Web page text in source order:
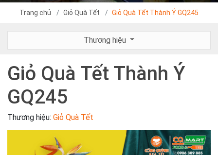
Trang chủ Giỏ Quà Tết Giỏ Quà Tết Thành Ý GQ245
Thương hiệu
Giỏ Quà Tết Thành Ý
GQ245
Thương hiệu: Giỏ Quà Tết